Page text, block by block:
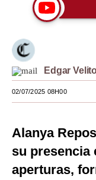
Mundo
México
España
Internacional
Club del Suscriptor
Mix
Edgar
02/07/2025 08H00
Alanya
su presencia
aperturas,